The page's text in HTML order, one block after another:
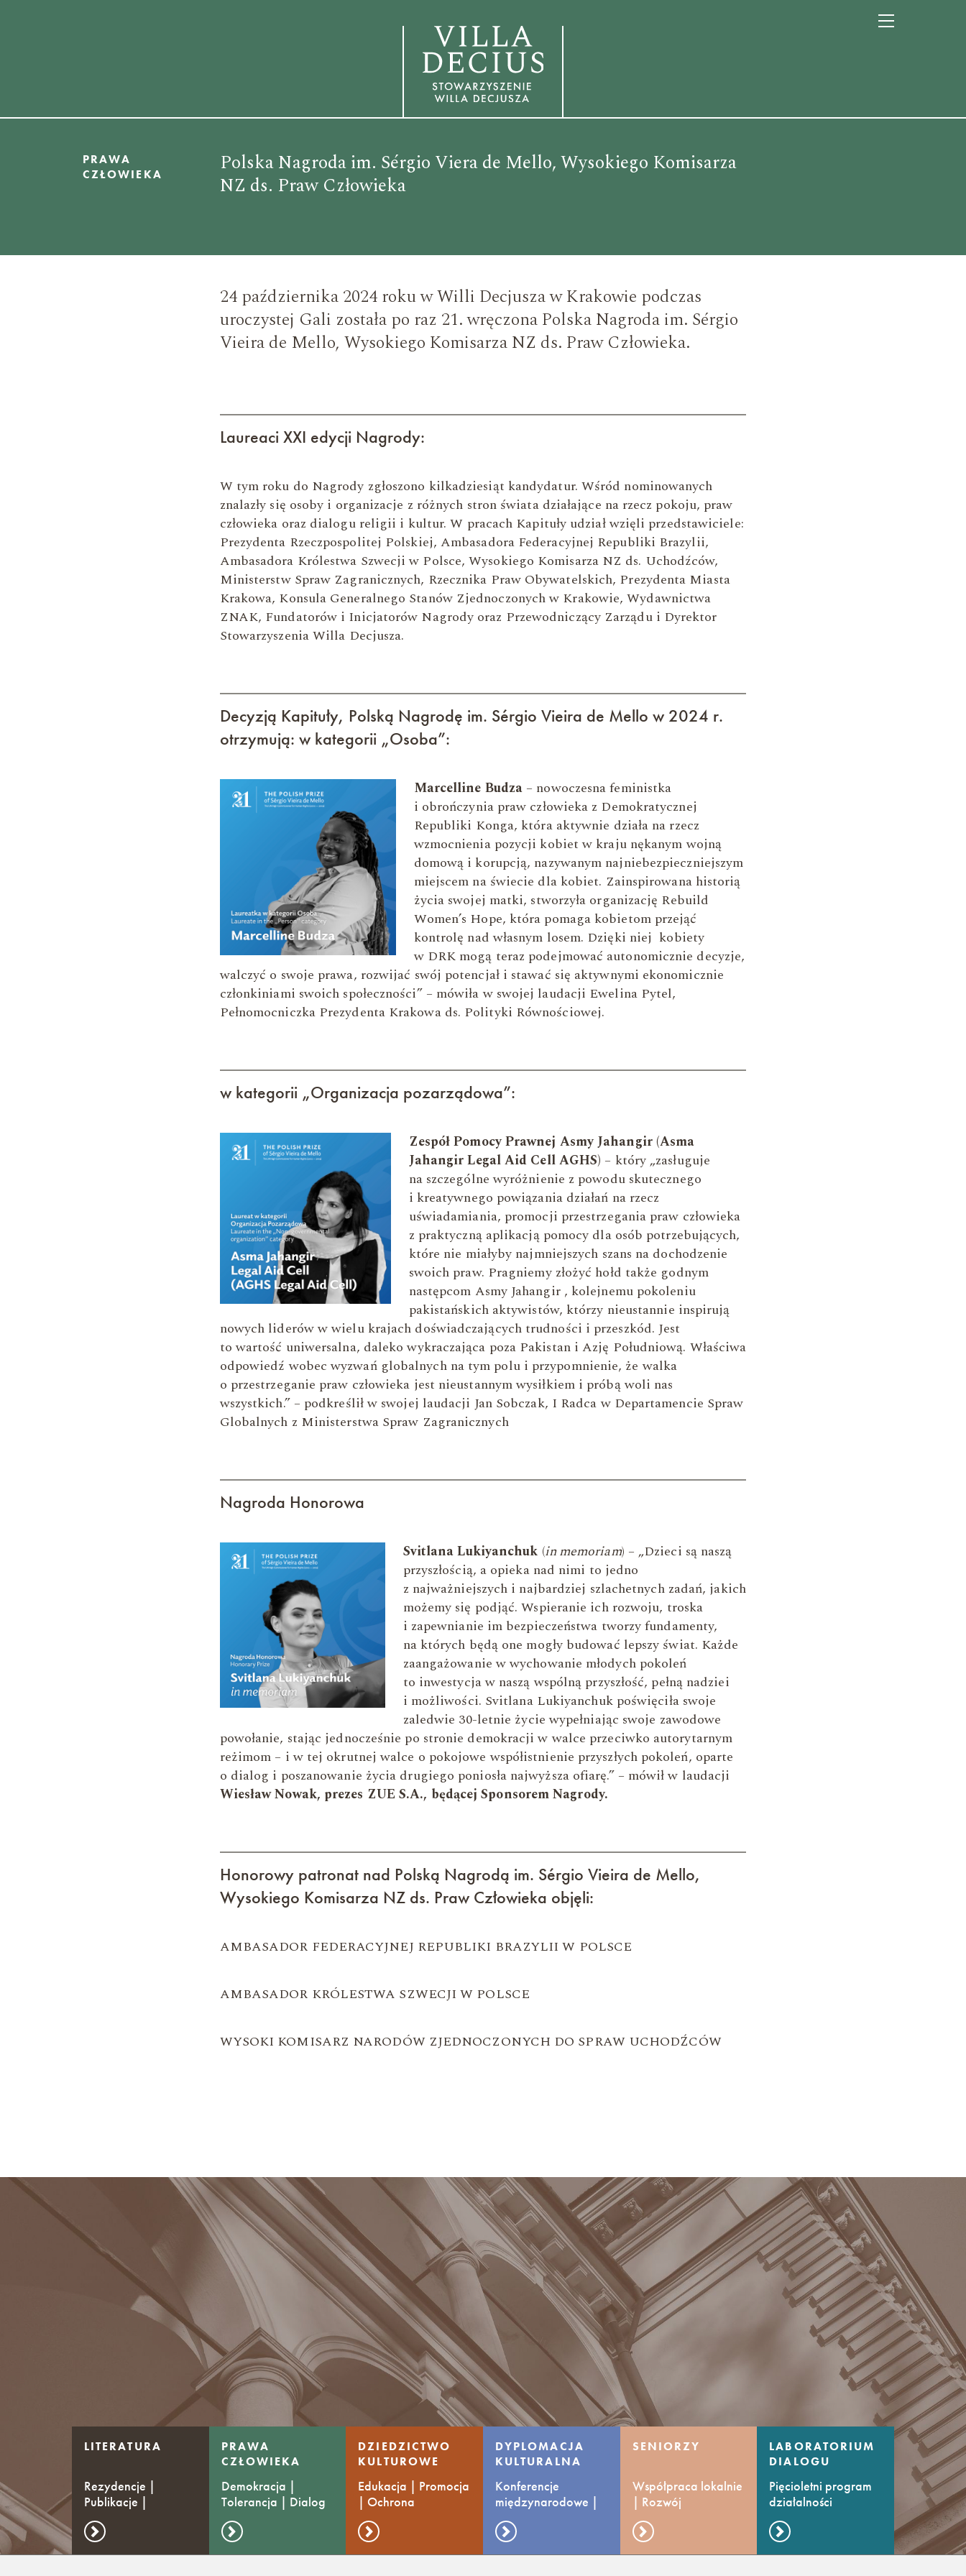
PRAWA
CZŁOWIEKA
Polska Nagroda im. Sérgio Viera de Mello, Wysokiego Komisarza
NZ ds. Praw Człowieka
24 października 2024 roku w Willi Decjusza w Krakowie podczas
uroczystej Gali została po raz 21. wręczona Polska Nagroda im. Sérgio
Vieira de Mello, Wysokiego Komisarza NZ ds. Praw Człowieka.
Laureaci XXI edycji Nagrody:
W tym roku do Nagrody zgłoszono kilkadziesiąt kandydatur. Wśród nominowanych
znalazły się osoby i organizacje z różnych stron świata działające na rzecz pokoju, praw
człowieka oraz dialogu religii i kultur. W pracach Kapituły udział wzięli przedstawiciele:
Prezydenta Rzeczpospolitej Polskiej, Ambasadora Federacyjnej Republiki Brazylii,
Ambasadora Królestwa Szwecji w Polsce, Wysokiego Komisarza NZ ds. Uchodźców,
Ministerstw Spraw Zagranicznych, Rzecznika Praw Obywatelskich, Prezydenta Miasta
Krakowa, Konsula Generalnego Stanów Zjednoczonych w Krakowie, Wydawnictwa
ZNAK, Fundatorów i Inicjatorów Nagrody oraz Przewodniczący Zarządu i Dyrektor
Stowarzyszenia Willa Decjusza.
Decyzją Kapituły, Polską Nagrodę im. Sérgio Vieira de Mello w 2024 r.
otrzymują: w kategorii „Osoba”:
Marcelline Budza – nowoczesna feministka
i obrończynia praw człowieka z Demokratycznej
Republiki Konga, która aktywnie działa na rzecz
wzmocnienia pozycji kobiet w kraju nękanym wojną
domową i korupcją, nazywanym najniebezpieczniejszym
miejscem na świecie dla kobiet. Zainspirowana historią
życia swojej matki, stworzyła organizację Rebuild
Women’s Hope, która pomaga kobietom przejąć
kontrolę nad własnym losem. Dzięki niej kobiety
w DRK mogą teraz podejmować autonomicznie decyzje,
walczyć o swoje prawa, rozwijać swój potencjał i stawać się aktywnymi ekonomicznie
członkiniami swoich społeczności” – mówiła w swojej laudacji Ewelina Pytel,
Pełnomocniczka Prezydenta Krakowa ds. Polityki Równościowej.
w kategorii „Organizacja pozarządowa”:
Zespół Pomocy Prawnej Asmy Jahangir (Asma
Jahangir Legal Aid Cell AGHS) – który „zasługuje
na szczególne wyróżnienie z powodu skutecznego
i kreatywnego powiązania działań na rzecz
uświadamiania, promocji przestrzegania praw człowieka
z praktyczną aplikacją pomocy dla osób potrzebujących,
które nie miałyby najmniejszych szans na dochodzenie
swoich praw. Pragniemy złożyć hołd także godnym
następcom Asmy Jahangir , kolejnemu pokoleniu
pakistańskich aktywistów, którzy nieustannie inspirują
nowych liderów w wielu krajach doświadczających trudności i przeszkód. Jest
to wartość uniwersalna, daleko wykraczająca poza Pakistan i Azję Południową. Właściwa
odpowiedź wobec wyzwań globalnych na tym polu i przypomnienie, że walka
o przestrzeganie praw człowieka jest nieustannym wysiłkiem i próbą woli nas
wszystkich.” – podkreślił w swojej laudacji Jan Sobczak, I Radca w Departamencie Spraw
Globalnych z Ministerstwa Spraw Zagranicznych
Nagroda Honorowa
Svitlana Lukiyanchuk (in memoriam) – „Dzieci są naszą
przyszłością, a opieka nad nimi to jedno
z najważniejszych i najbardziej szlachetnych zadań, jakich
możemy się podjąć. Wspieranie ich rozwoju, troska
i zapewnianie im bezpieczeństwa tworzy fundamenty,
na których będą one mogły budować lepszy świat. Każde
zaangażowanie w wychowanie młodych pokoleń
to inwestycja w naszą wspólną przyszłość, pełną nadziei
i możliwości. Svitlana Lukiyanchuk poświęciła swoje
zaledwie 30-letnie życie wypełniając swoje zawodowe
powołanie, stając jednocześnie po stronie demokracji w walce przeciwko autorytarnym
reżimom – i w tej okrutnej walce o pokojowe współistnienie przyszłych pokoleń, oparte
o dialog i poszanowanie życia drugiego poniosła najwyższa ofiarę.” – mówił w laudacji
Wiesław Nowak, prezes ZUE S.A., będącej Sponsorem Nagrody.
Honorowy patronat nad Polską Nagrodą im. Sérgio Vieira de Mello,
Wysokiego Komisarza NZ ds. Praw Człowieka objęli:
AMBASADOR FEDERACYJNEJ REPUBLIKI BRAZYLII W POLSCE
AMBASADOR KRÓLESTWA SZWECJI W POLSCE
WYSOKI KOMISARZ NARODÓW ZJEDNOCZONYCH DO SPRAW UCHODŹCÓW
LITERATURA
Rezydencje |
Publikacje |
Stypendia
PRAWA
CZŁOWIEKA
Demokracja |
Tolerancja | Dialog
DZIEDZICTWO
KULTUROWE
Edukacja | Promocja
| Ochrona
DYPLOMACJA
KULTURALNA
Konferencje
międzynarodowe |
Wymiana praktyk
SENIORZY
Współpraca lokalnie
| Rozwój
kompetencji
LABORATORIUM
DIALOGU
Pięcioletni program
działalności
kulturalnej